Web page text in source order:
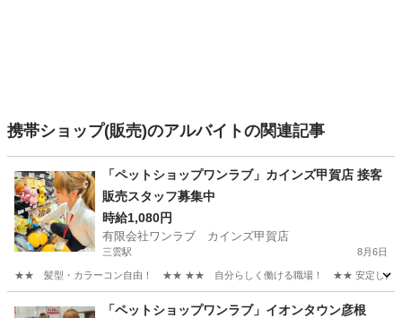
携帯ショップ(販売)のアルバイトの関連記事
「ペットショップワンラブ」カインズ甲賀店 接客
販売スタッフ募集中
時給1,080円
有限会社ワンラブ カインズ甲賀店
三雲駅 8月6日
★★ 髪型・カラーコン自由！ ★★ ★★ 自分らしく働ける職場！ ★★ 安定した会社で
三雲駅 スタッフ
「ペットショップワンラブ」イオンタウン彦根